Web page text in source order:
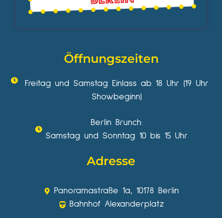
Öffnungszeiten
Freitag und Samstag Einlass ab 18 Uhr (19 Uhr
Showbeginn)
Berlin Brunch:
Samstag und Sonntag 10 bis 15 Uhr
Adresse
Panoramastraße 1a, 10178 Berlin
Bahnhof Alexanderplatz